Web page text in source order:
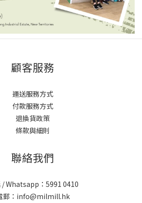
顧客服務
運送服務方式
付款服務方式
退換貨政策
條款與細則
聯絡我們
/ Whatsapp：5991 0410
郵：info@milmill.hk